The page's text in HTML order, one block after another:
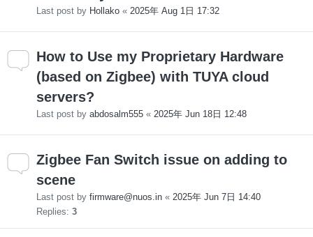
Last post by Hollako « 2025年 Aug 1日 17:32
How to Use my Proprietary Hardware
(based on Zigbee) with TUYA cloud
servers?
Last post by abdosalm555 « 2025年 Jun 18日 12:48
Zigbee Fan Switch issue on adding to
scene
Last post by firmware@nuos.in « 2025年 Jun 7日 14:40
Replies: 3